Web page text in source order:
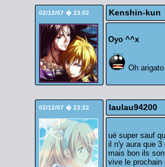
02/12/07 � 23:02 Kenshin-kun
Oyo ^^x
Oh
02/12/07 � 23:22 laulau94200
ué super sauf
il n'y aura que
mais bon ils
vive le prochain